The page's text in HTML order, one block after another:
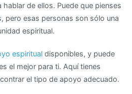
de ellos. Puede que pienses
pero esas personas son sólo una
espiritual.
espiritual disponibles, y puede
el mejor para ti. Aquí tienes
el tipo de apoyo adecuado.